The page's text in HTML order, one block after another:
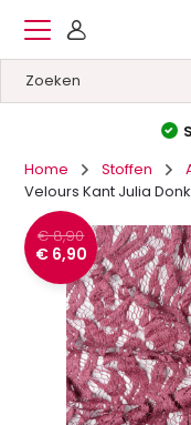
Home
Stoffen
Velours Kant Julia
€ 8,90
€ 6,90